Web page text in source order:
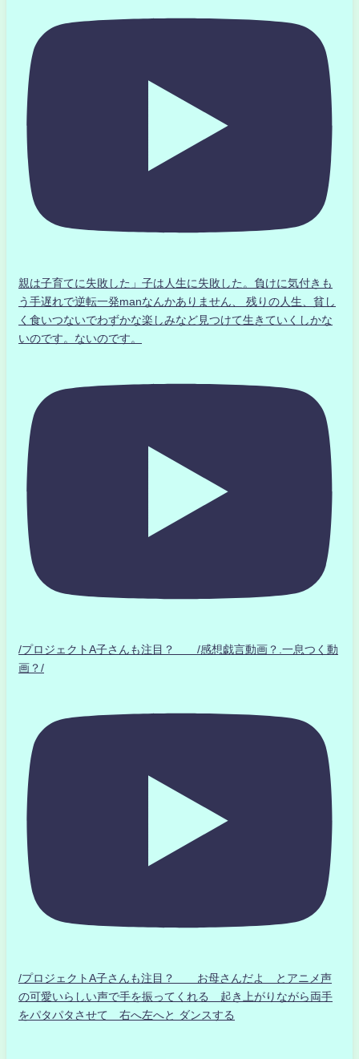
親は子育てに失敗した」子は人生に失敗した。負けに気付きも
う手遅れで逆転一発manなんかありません、 残りの人生、貧し
く食いつないでわずかな楽しみなど見つけて生きていくしかな
いのです。ないのです。
/プロジェクトA子さんも注目？ /感想戯言動画？.一息つく動
画？/
/プロジェクトA子さんも注目？ お母さんだよ とアニメ声
の可愛いらしい声で手を振ってくれる 起き上がりながら両手
をパタパタさせて 右へ左へと ダンスする